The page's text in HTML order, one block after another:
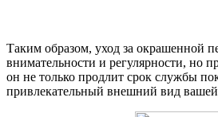
Таким образом, уход за окрашенной
внимательности и регулярности, но
он не только продлит срок службы
привлекательный внешний вид